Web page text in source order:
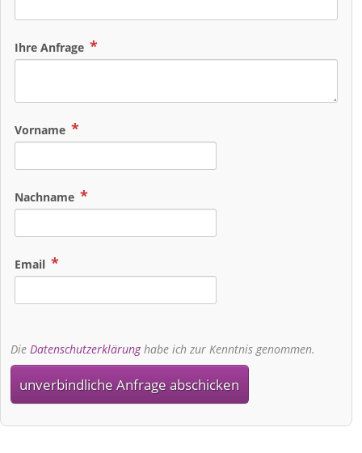
Ihre Anfrage
Vorname
Nachname
Email
Die Datenschutzerklärunghabe ich zur Kenntnis genommen.
unverbindliche Anfrage abschicken